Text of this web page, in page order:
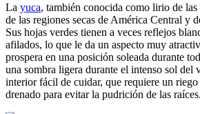
La yuca, también conocida como lirio de las
de las regiones secas de América Central y
Sus hojas verdes tienen a veces reflejos
afilados, lo que le da un aspecto muy
prospera en una posición soleada durante
una sombra ligera durante el intenso sol del
interior fácil de cuidar, que requiere un
drenado para evitar la pudrición de las raíces.